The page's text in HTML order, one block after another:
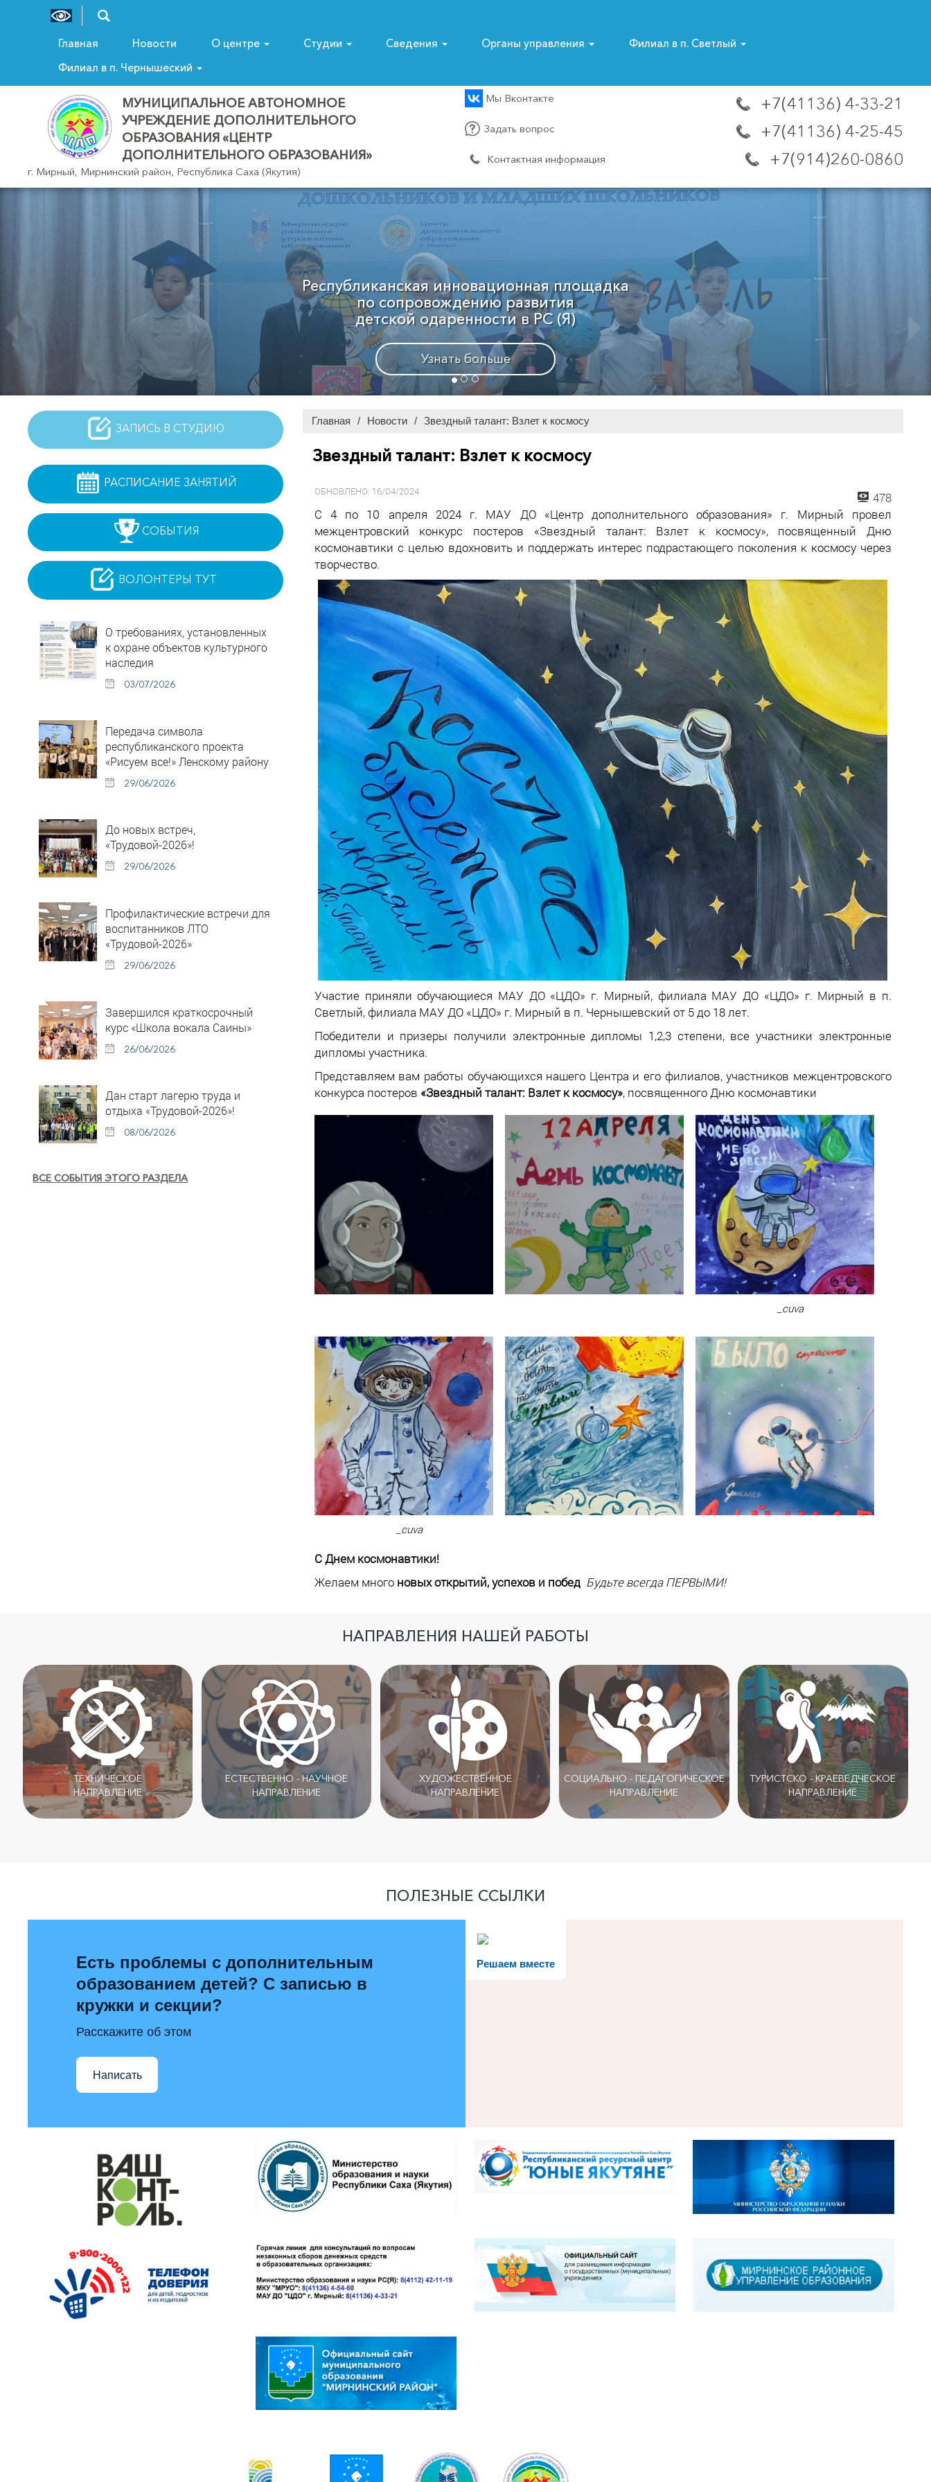
Главная Новости О центре Студии Сведения Органы управления
Филиал в п. Светлый
Филиал в п. Чернышеский
МУНИЦИПАЛЬНОЕ АВТОНОМНОЕ
УЧРЕЖДЕНИЕ ДОПОЛНИТЕЛЬНОГО
ОБРАЗОВАНИЯ «ЦЕНТР
ДОПОЛНИТЕЛЬНОГО ОБРАЗОВАНИЯ»
г. Мирный, Мирнинский район, Республика Саха (Якутия)
Мы Вконтакте
Задать вопрос
Контактная информация
+7(41136) 4-33-21
+7(41136) 4-25-45
+7(914)260-0860
Муниципальный опорный центр
Мирнинского района
Узнать больше
Главная / Новости / Звездный талант: Взлет к космосу
Звездный талант: Взлет к космосу
ОБНОВЛЕНО: 16/04/2024
478
С 4 по 10 апреля 2024 г. МАУ ДО «Центр дополнительного образования» г. Мирный провел
межцентровский конкурс постеров «Звездный талант: Взлет к космосу», посвященный Дню
космонавтики с целью вдохновить и поддержать интерес подрастающего поколения к космосу через
творчество.
Участие приняли обучающиеся МАУ ДО «ЦДО» г. Мирный, филиала МАУ ДО «ЦДО» г. Мирный в п.
Светлый, филиала МАУ ДО «ЦДО» г. Мирный в п. Чернышевский от 5 до 18 лет.
Победители и призеры получили электронные дипломы 1,2,3 степени, все участники электронные
дипломы участника.
Представляем вам работы обучающихся нашего Центра и его филиалов, участников межцентровского
конкурса постеров «Звездный талант: Взлет к космосу», посвященного Дню космонавтики
_cuva
_cuva
С Днем космонавтики!
Желаем многоновых открытий, успехов и побед Будьте всегда ПЕРВЫМИ!
ЗАПИСЬ В СТУДИЮ
РАСПИСАНИЕ ЗАНЯТИЙ
СОБЫТИЯ
ВОЛОНТЕРЫ ТУТ
О требованиях, установленных
к охране объектов культурного
наследия
03/07/2026
Передача символа
республиканского проекта
«Рисуем все!» Ленскому району
29/06/2026
До новых встреч,
«Трудовой-2026»!
29/06/2026
Профилактические встречи для
воспитанников ЛТО
«Трудовой-2026»
29/06/2026
Завершился краткосрочный
курс «Школа вокала Саины»
26/06/2026
Дан старт лагерю труда и
отдыха «Трудовой-2026»!
08/06/2026
ВСЕ СОБЫТИЯ ЭТОГО РАЗДЕЛА
НАПРАВЛЕНИЯ НАШЕЙ РАБОТЫ
ТЕХНИЧЕСКОЕ
НАПРАВЛЕНИЕ
ЕСТЕСТВЕННО - НАУЧНОЕ
НАПРАВЛЕНИЕ
ХУДОЖЕСТВЕННОЕ
НАПРАВЛЕНИЕ
СОЦИАЛЬНО - ПЕДАГОГИЧЕСКОЕ
НАПРАВЛЕНИЕ
ТУРИСТСКО - КРАЕВЕДЧЕСКОЕ
НАПРАВЛЕНИЕ
ПОЛЕЗНЫЕ ССЫЛКИ
Решаем вместе
Есть проблемы с дополнительным
образованием детей? С записью в
кружки и секции?
Расскажите об этом
Написать